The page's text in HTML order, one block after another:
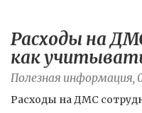
Расходы на
как
Полезная информация,
Расходы на ДМС